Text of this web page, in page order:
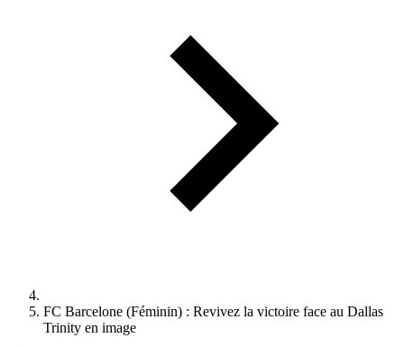
FC Barcelone (Féminin) : Revivez la victoire face au Dallas
Trinity en image